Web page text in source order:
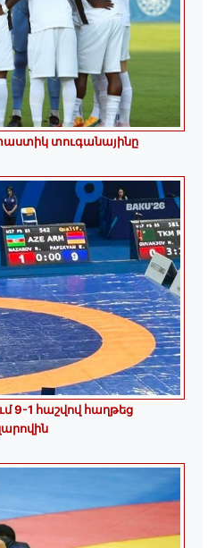
տուգանայինը
9-1 հաշվով հաղթեց